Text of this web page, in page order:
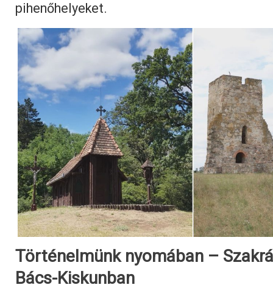
pihenőhelyeket.
Történelmünk nyomában –
Bács-Kiskunban